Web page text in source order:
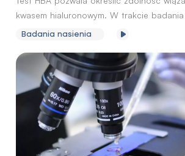
kwasem hialuronowym. W trakcie
mikroskopem zlicza się plemniki ruchome,
Badania nasienia